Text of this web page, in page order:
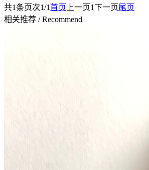
共1条页次1/1首页 上一页1下一页尾页
相关推荐 / Recommend